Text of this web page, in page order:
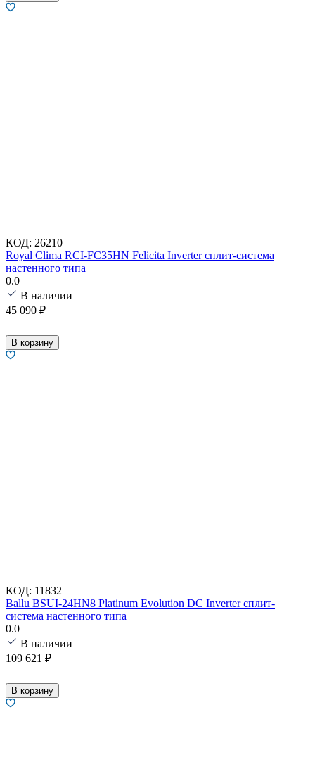
КОД: 26210
Royal Clima RCI-FC35HN Felicita Inverter сплит-система
настенного типа
0.0
В наличии
45 090 ₽
В корзину
КОД: 11832
Ballu BSUI-24HN8 Platinum Evolution DC Inverter сплит-
система настенного типа
0.0
В наличии
109 621 ₽
В корзину